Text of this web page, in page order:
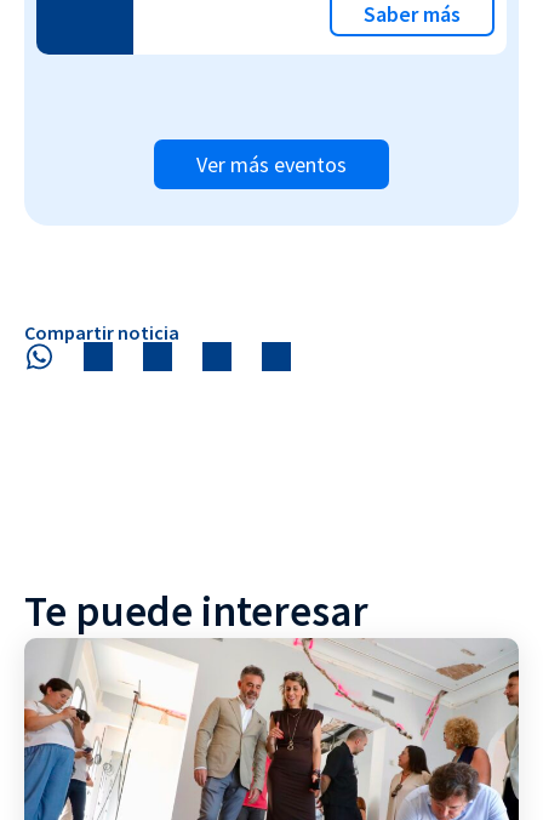
Saber más
Ver más eventos
Compartir noticia
Te puede interesar